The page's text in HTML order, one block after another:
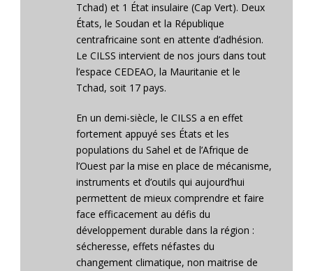
Tchad) et 1 État insulaire (Cap Vert). Deux
États, le Soudan et la République
centrafricaine sont en attente d’adhésion.
Le CILSS intervient de nos jours dans tout
l’espace CEDEAO, la Mauritanie et le
Tchad, soit 17 pays.
En un demi-siècle, le CILSS a en effet
fortement appuyé ses États et les
populations du Sahel et de l’Afrique de
l’Ouest par la mise en place de mécanisme,
instruments et d’outils qui aujourd’hui
permettent de mieux comprendre et faire
face efficacement au défis du
développement durable dans la région :
sécheresse, effets néfastes du
changement climatique, non maitrise de